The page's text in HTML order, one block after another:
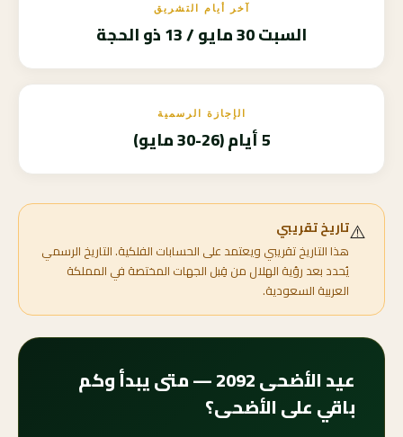
آخر أيام التشريق
السبت 30 مايو / 13 ذو الحجة
الإجازة الرسمية
5 أيام (26-30 مايو)
⚠️تاريخ تقريبي
هذا التاريخ تقريبي ويعتمد على الحسابات الفلكية. التاريخ الرسمي
يُحدد بعد رؤية الهلال من قِبل الجهات المختصة في المملكة
العربية السعودية.
عيد الأضحى 2092 — متى يبدأ وكم
باقي على الأضحى؟